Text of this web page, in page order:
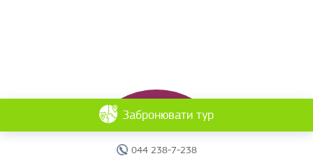
044 238-7-238
Забронювати тур